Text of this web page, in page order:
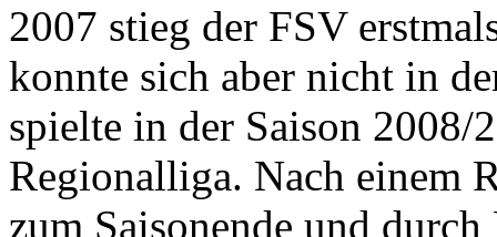
2007 stieg der FSV
konnte sich aber nicht in
spielte in der Saison 2008/
Regionalliga. Nach einem
zum Saisonende und